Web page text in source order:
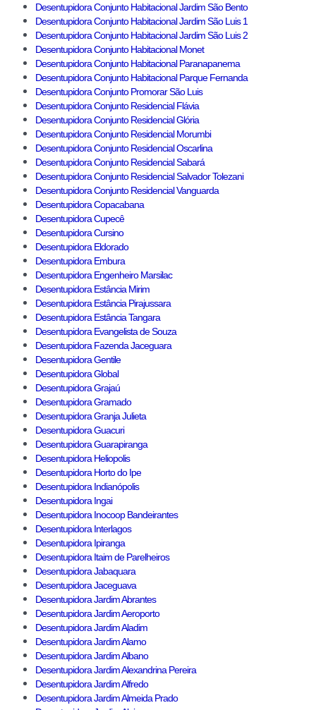
Desentupidora Conjunto Habitacional Jardim São Bento
Desentupidora Conjunto Habitacional Jardim São Luis 1
Desentupidora Conjunto Habitacional Jardim São Luis 2
Desentupidora Conjunto Habitacional Monet
Desentupidora Conjunto Habitacional Paranapanema
Desentupidora Conjunto Habitacional Parque Fernanda
Desentupidora Conjunto Promorar São Luis
Desentupidora Conjunto Residencial Flávia
Desentupidora Conjunto Residencial Glória
Desentupidora Conjunto Residencial Morumbi
Desentupidora Conjunto Residencial Oscarlina
Desentupidora Conjunto Residencial Sabará
Desentupidora Conjunto Residencial Salvador Tolezani
Desentupidora Conjunto Residencial Vanguarda
Desentupidora Copacabana
Desentupidora Cupecê
Desentupidora Cursino
Desentupidora Eldorado
Desentupidora Embura
Desentupidora Engenheiro Marsilac
Desentupidora Estância Mirim
Desentupidora Estância Pirajussara
Desentupidora Estância Tangara
Desentupidora Evangelista de Souza
Desentupidora Fazenda Jaceguara
Desentupidora Gentile
Desentupidora Global
Desentupidora Grajaú
Desentupidora Gramado
Desentupidora Granja Julieta
Desentupidora Guacuri
Desentupidora Guarapiranga
Desentupidora Heliopolis
Desentupidora Horto do Ipe
Desentupidora Indianópolis
Desentupidora Ingai
Desentupidora Inocoop Bandeirantes
Desentupidora Interlagos
Desentupidora Ipiranga
Desentupidora Itaim de Parelheiros
Desentupidora Jabaquara
Desentupidora Jaceguava
Desentupidora Jardim Abrantes
Desentupidora Jardim Aeroporto
Desentupidora Jardim Aladim
Desentupidora Jardim Alamo
Desentupidora Jardim Albano
Desentupidora Jardim Alexandrina Pereira
Desentupidora Jardim Alfredo
Desentupidora Jardim Almeida Prado